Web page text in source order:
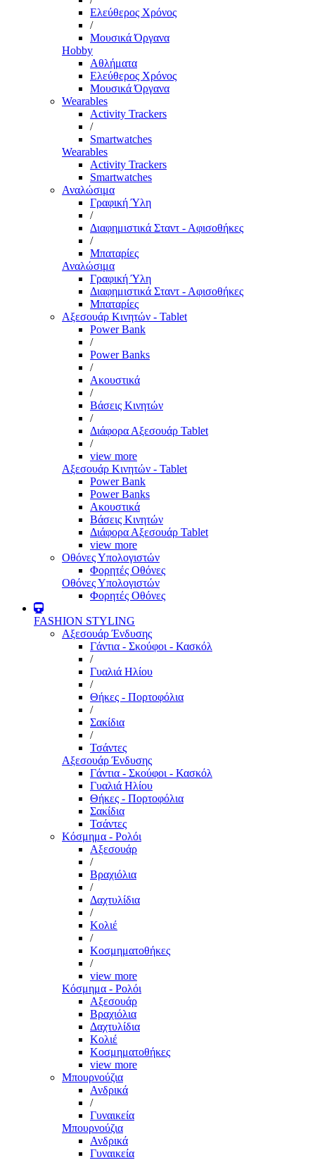
Ελεύθερος Χρόνος
/
Μουσικά Όργανα
Hobby
Αθλήματα
Ελεύθερος Χρόνος
Μουσικά Όργανα
Wearables
Activity Trackers
/
Smartwatches
Wearables
Activity Trackers
Smartwatches
Αναλώσιμα
Γραφική Ύλη
/
Διαφημιστικά Σταντ - Αφισοθήκες
/
Μπαταρίες
Αναλώσιμα
Γραφική Ύλη
Διαφημιστικά Σταντ - Αφισοθήκες
Μπαταρίες
Αξεσουάρ Κινητών - Tablet
Power Bank
/
Power Banks
/
Ακουστικά
/
Βάσεις Κινητών
/
Διάφορα Αξεσουάρ Tablet
/
view more
Αξεσουάρ Κινητών - Tablet
Power Bank
Power Banks
Ακουστικά
Βάσεις Κινητών
Διάφορα Αξεσουάρ Tablet
view more
Οθόνες Υπολογιστών
Φορητές Οθόνες
Οθόνες Υπολογιστών
Φορητές Οθόνες
FASHION STYLING
Αξεσουάρ Ένδυσης
Γάντια - Σκούφοι - Κασκόλ
/
Γυαλιά Ηλίου
/
Θήκες - Πορτοφόλια
/
Σακίδια
/
Τσάντες
Αξεσουάρ Ένδυσης
Γάντια - Σκούφοι - Κασκόλ
Γυαλιά Ηλίου
Θήκες - Πορτοφόλια
Σακίδια
Τσάντες
Κόσμημα - Ρολόι
Αξεσουάρ
/
Βραχιόλια
/
Δαχτυλίδια
/
Κολιέ
/
Κοσμηματοθήκες
/
view more
Κόσμημα - Ρολόι
Αξεσουάρ
Βραχιόλια
Δαχτυλίδια
Κολιέ
Κοσμηματοθήκες
view more
Μπουρνούζια
Ανδρικά
/
Γυναικεία
Μπουρνούζια
Ανδρικά
Γυναικεία